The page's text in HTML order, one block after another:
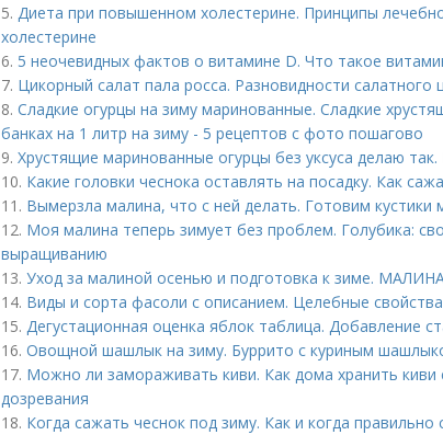
5. Диета при повышенном холестерине. Принципы
холестерине
6. 5 неочевидных фактов о витамине D. Что такое
7. Цикорный салат пала росса. Разновидности салатного
8. Сладкие огурцы на зиму маринованные. Сладкие
банках на 1 литр на зиму - 5 рецептов с фото пошагово
9. Хрустящие маринованные огурцы без уксуса делаю так.
10. Какие головки чеснока оставлять на посадку. Как
11. Вымерзла малина, что с ней делать. Готовим кустики
12. Моя малина теперь зимует без проблем. Голубика:
выращиванию
13. Уход за малиной осенью и подготовка к зиме.
14. Виды и сорта фасоли с описанием. Целебные
15. Дегустационная оценка яблок таблица. Добавление
16. Овощной шашлык на зиму. Буррито с куриным
17. Можно ли замораживать киви. Как дома хранить киви
дозревания
18. Когда сажать чеснок под зиму. Как и когда